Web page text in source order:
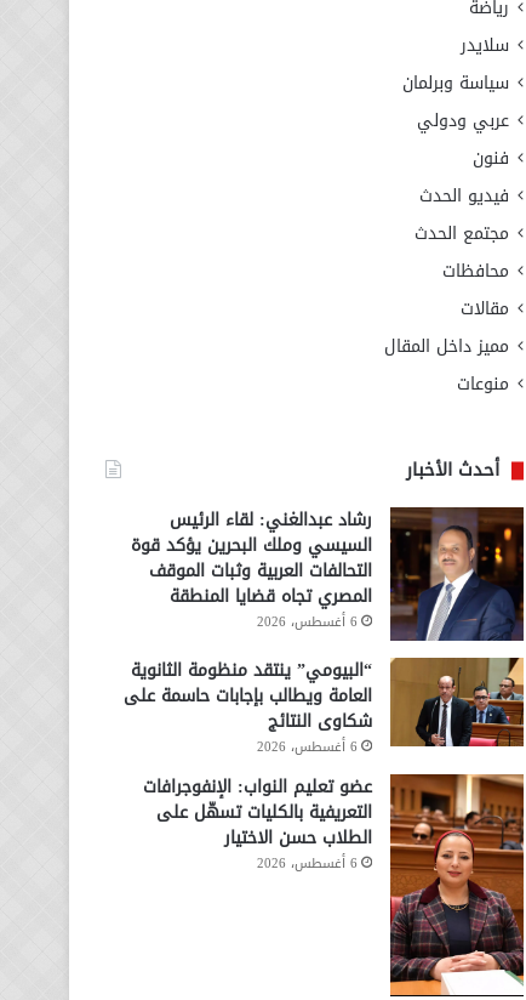
رياضة
سلايدر
سياسة وبرلمان
عربي ودولي
فنون
فيديو الحدث
مجتمع الحدث
محافظات
مقالات
مميز داخل المقال
منوعات
أحدث الأخبار
رشاد عبدالغني: لقاء الرئيس
السيسي وملك البحرين يؤكد قوة
التحالفات العربية وثبات الموقف
المصري تجاه قضايا المنطقة
6 أغسطس، 2026
“البيومي” ينتقد منظومة الثانوية
العامة ويطالب بإجابات حاسمة على
شكاوى النتائج
6 أغسطس، 2026
عضو تعليم النواب: الإنفوجرافات
التعريفية بالكليات تسهّل على
الطلاب حسن الاختيار
6 أغسطس، 2026